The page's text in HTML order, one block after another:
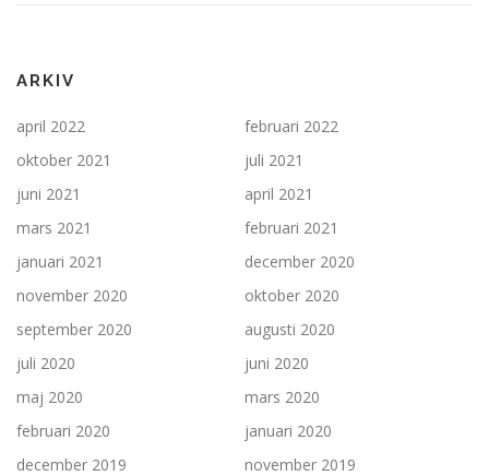
ARKIV
april 2022
februari 2022
oktober 2021
juli 2021
juni 2021
april 2021
mars 2021
februari 2021
januari 2021
december 2020
november 2020
oktober 2020
september 2020
augusti 2020
juli 2020
juni 2020
maj 2020
mars 2020
februari 2020
januari 2020
december 2019
november 2019